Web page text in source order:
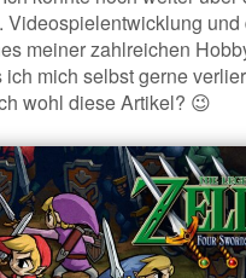
Videospielentwicklung und
meiner zahlreichen
mich selbst gerne
wohl diese Artikel? 😉